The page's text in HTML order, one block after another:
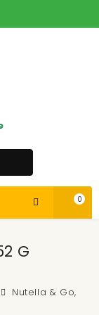
0
G
Nutella & Go,